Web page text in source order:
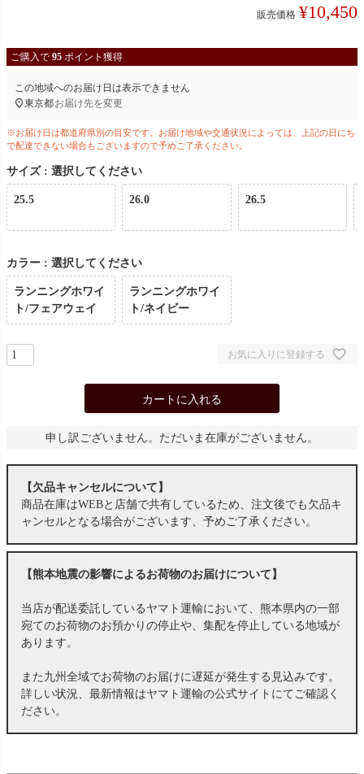
販売価格 ¥10,450
ご購入で 95 ポイント獲得
この地域へのお届け日は表示できません
東京都お届け先を変更
※お届け日は都道府県別の目安です。お届け地域や交通状況によっては、上記の日にち
で配達できない場合もございますので予めご了承ください。
サイズ 選択してください
25.5 26.0 26.5
カラー 選択してください
ランニングホワイ
ト/フェアウェイ
ランニングホワイ
ト/ネイビー
お気に入りに登録する
カートに入れる
申し訳ございません。ただいま在庫がございません。
【欠品キャンセルについて】
商品在庫はWEBと店舗で共有しているため、注文後でも欠品キ
ャンセルとなる場合がございます、予めご了承ください。
【熊本地震の影響によるお荷物のお届けについて】
当店が配送委託しているヤマト運輸において、熊本県内の一部
宛てのお荷物のお預かりの停止や、集配を停止している地域が
あります。
また九州全域でお荷物のお届けに遅延が発生する見込みです。
詳しい状況、最新情報はヤマト運輸の公式サイトにてご確認く
ださい。